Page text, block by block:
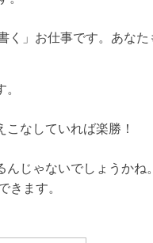
」お仕事です。あなた
なしていれば楽勝！
じゃないでしょうかね。
きます。